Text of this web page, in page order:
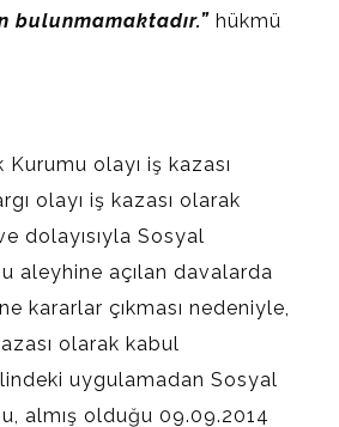
bulunmamaktadır.”hükmü
olayı iş kazası
olayı iş kazası olarak
dolayısıyla Sosyal
aleyhine açılan davalarda
kararlar çıkması nedeniyle,
olarak kabul
uygulamadan Sosyal
almış olduğu 09.09.2014